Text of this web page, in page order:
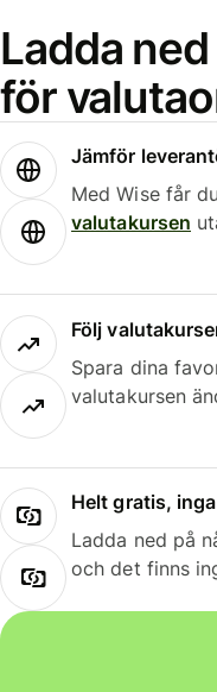
Ladda
för
Jämför
Med Wise får
valutakursen
Följ
Spara dina
valutakursen
Helt gratis,
Ladda ned på
och det finns